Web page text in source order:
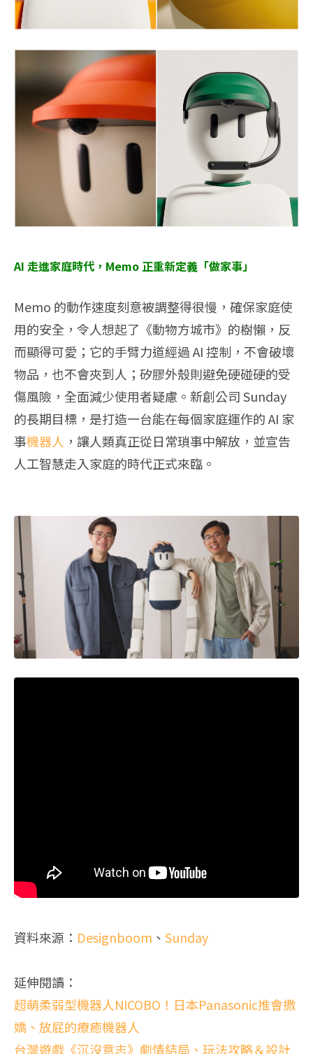
AI 走進家庭時代，Memo 正重新定義「做家事」
Memo 的動作速度刻意被調整得很慢，確保家庭使
用的安全，令人想起了《動物方城市》的樹懶，反
而顯得可愛；它的手臂力道經過 AI 控制，不會破壞
物品，也不會夾到人；矽膠外殼則避免硬碰硬的受
傷風險，全面減少使用者疑慮。新創公司 Sunday
的長期目標，是打造一台能在每個家庭運作的 AI 家
事機器人 ，讓人類真正從日常瑣事中解放，並宣告
人工智慧走入家庭的時代正式來臨。
資料來源： Designboom 、 Sunday
延伸閱讀：
超萌柔弱型機器人NICOBO！日本Panasonic推會撒
嬌、放屁的療癒機器人
台灣遊戲《沉沒意志》劇情結局、玩法攻略＆設計